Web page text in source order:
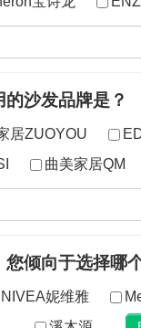
沙发品牌是？
居ZUOYOU
曲美家居QM
倾向于选择哪
NIVEA妮维雅